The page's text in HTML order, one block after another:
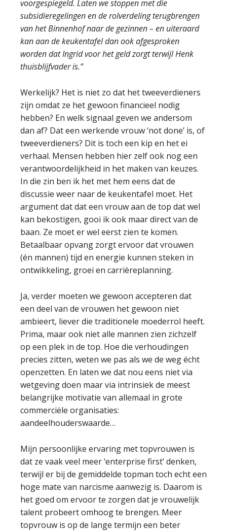
voorgespiegeld. Laten we stoppen met die
subsidieregelingen en de rolverdeling terugbrengen
van het Binnenhof naar de gezinnen – en uiteraard
kan aan de keukentafel dan ook afgesproken
worden dat Ingrid voor het geld zorgt terwijl Henk
thuisblijfvader is.”
Werkelijk? Het is niet zo dat het tweeverdieners
zijn omdat ze het gewoon financieel nodig
hebben? En welk signaal geven we andersom
dan af? Dat een werkende vrouw ‘not done’ is, of
tweeverdieners? Dit is toch een kip en het ei
verhaal. Mensen hebben hier zelf ook nog een
verantwoordelijkheid in het maken van keuzes.
In die zin ben ik het met hem eens dat de
discussie weer naar de keukentafel moet. Het
argument dat dat een vrouw aan de top dat wel
kan bekostigen, gooi ik ook maar direct van de
baan. Ze moet er wel eerst zien te komen.
Betaalbaar opvang zorgt ervoor dat vrouwen
(én mannen) tijd en energie kunnen steken in
ontwikkeling, groei en carrièreplanning.
Ja, verder moeten we gewoon accepteren dat
een deel van de vrouwen het gewoon niet
ambieert, liever die traditionele moederrol heeft.
Prima, maar ook niet alle mannen zien zichzelf
op een plek in de top. Hoe die verhoudingen
precies zitten, weten we pas als we de weg écht
openzetten. En laten we dat nou eens niet via
wetgeving doen maar via intrinsiek de meest
belangrijke motivatie van allemaal in grote
commerciële organisaties:
aandeelhouderswaarde…
Mijn persoonlijke ervaring met topvrouwen is
dat ze vaak veel meer ‘enterprise first’ denken,
terwijl er bij de gemiddelde topman toch echt een
hoge mate van narcisme aanwezig is. Daarom is
het goed om ervoor te zorgen dat je vrouwelijk
talent probeert omhoog te brengen. Meer
topvrouw is op de lange termijn een beter